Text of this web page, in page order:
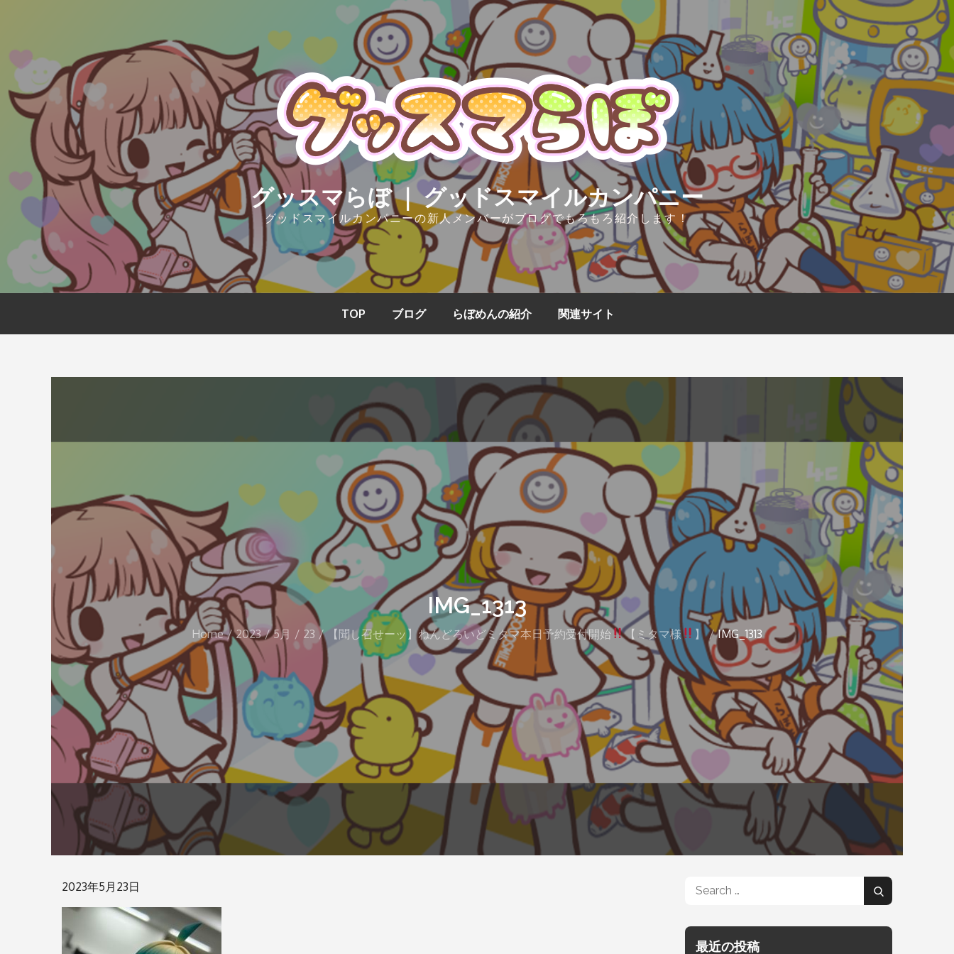
content
グッスマらぼ ｜ グッドスマイルカンパニー
グッドスマイルカンパニーの新人メンバーがブログでもろもろ紹介します！
TOP ブログ らぼめんの紹介 関連サイト
IMG_1313
Home 2023 5月 23 【聞し召せーッ】ねんどろいどミタマ本日予約受付開始 【ミタマ様 】 IMG_1313
Posted
on
2023年5月23日
Search
Search
最近の投稿